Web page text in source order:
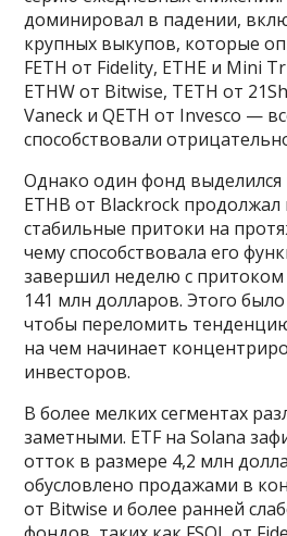
доминировал в падении,
крупных выкупов, которые
FETH от Fidelity, ETHE и Mini
ETHW от Bitwise, TETH от
Vaneck и QETH от Invesco —
способствовали
Однако один фонд выделился
ETHB от Blackrock продолжал
стабильные притоки на
чему способствовала его
завершил неделю с притоком
141 млн долларов. Этого
чтобы переломить
на чем начинает
инвесторов.
В более мелких сегментах
заметными. ETF на Solana
отток в размере 4,2 млн
обусловлено продажами в
от Bitwise и более ранней